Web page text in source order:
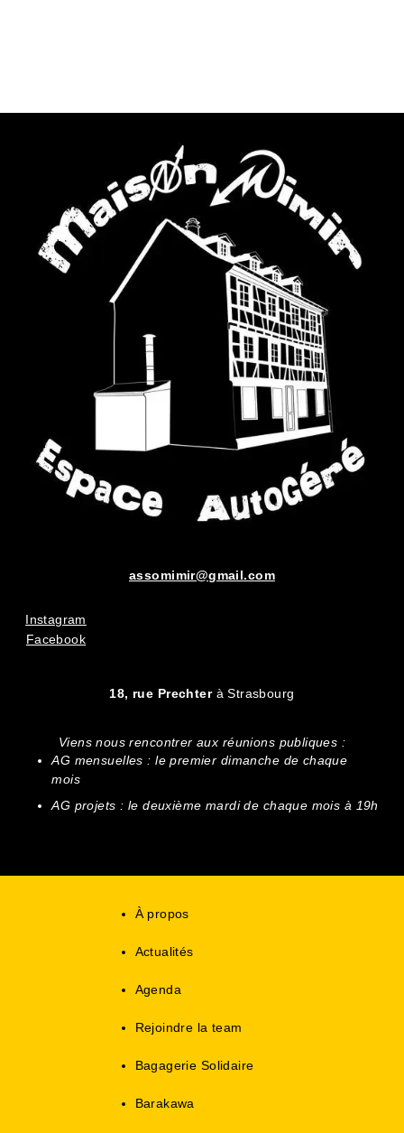
assomimir@gmail.com
Instagram
Facebook
18, rue Prechterà Strasbourg
Viens nous rencontrer aux réunions publiques :
AG mensuelles : le premier dimanche de chaque
mois
AG projets : le deuxième mardi de chaque mois à 19h
À propos
Actualités
Agenda
Rejoindre la team
Bagagerie Solidaire
Barakawa